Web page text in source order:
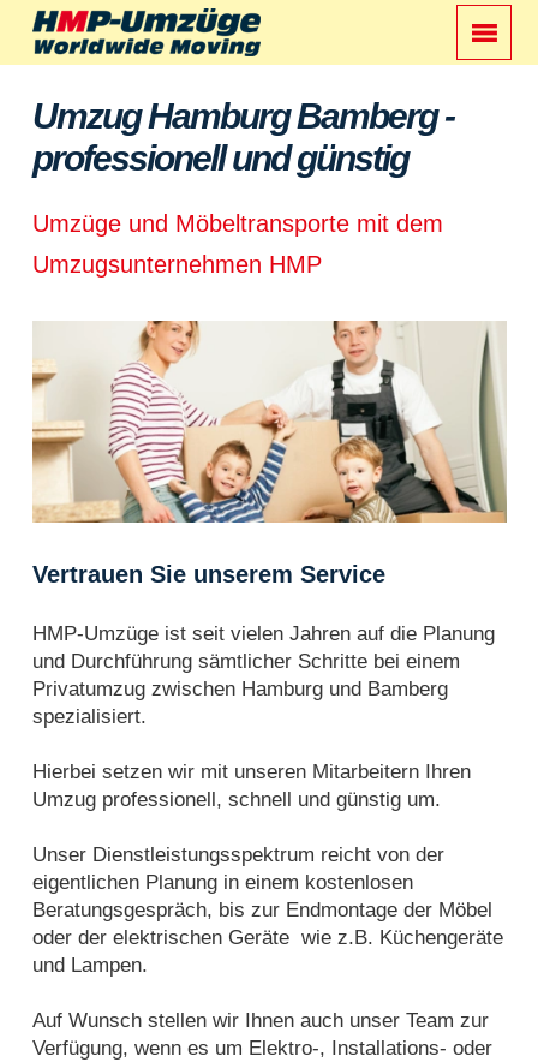
Umzug Hamburg Bamberg -
professionell und günstig
Umzüge und Möbeltransporte mit dem
Umzugsunternehmen HMP
Vertrauen Sie unserem Service
HMP-Umzüge ist seit vielen Jahren auf die Planung
und Durchführung sämtlicher Schritte bei einem
Privatumzug zwischen Hamburg und Bamberg
spezialisiert.
Hierbei setzen wir mit unseren Mitarbeitern Ihren
Umzug professionell, schnell und günstig um.
Unser Dienstleistungsspektrum reicht von der
eigentlichen Planung in einem kostenlosen
Beratungsgespräch, bis zur Endmontage der Möbel
oder der elektrischen Geräte wie z.B. Küchengeräte
und Lampen.
Auf Wunsch stellen wir Ihnen auch unser Team zur
Verfügung, wenn es um Elektro-, Installations- oder